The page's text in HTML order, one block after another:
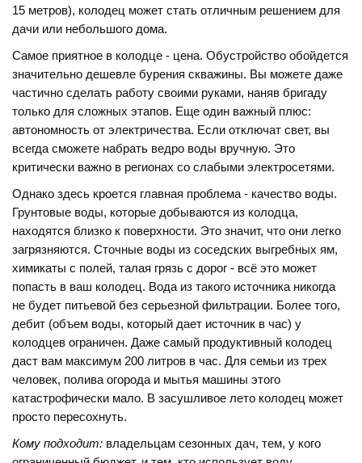
15 метров), колодец может стать отличным решением для
дачи или небольшого дома.
Самое приятное в колодце - цена. Обустройство обойдется
значительно дешевле бурения скважины. Вы можете даже
частично сделать работу своими руками, наняв бригаду
только для сложных этапов. Еще один важный плюс:
автономность от электричества. Если отключат свет, вы
всегда сможете набрать ведро воды вручную. Это
критически важно в регионах со слабыми электросетями.
Однако здесь кроется главная проблема - качество воды.
Грунтовые воды, которые добываются из колодца,
находятся близко к поверхности. Это значит, что они легко
загрязняются. Сточные воды из соседских выгребных ям,
химикаты с полей, талая грязь с дорог - всё это может
попасть в ваш колодец. Вода из такого источника никогда
не будет питьевой без серьезной фильтрации. Более того,
дебит (объем воды, который дает источник в час) у
колодцев ограничен. Даже самый продуктивный колодец
даст вам максимум 200 литров в час. Для семьи из трех
человек, полива огорода и мытья машины этого
катастрофически мало. В засушливое лето колодец может
просто пересохнуть.
Кому подходит: владельцам сезонных дач, тем, у кого